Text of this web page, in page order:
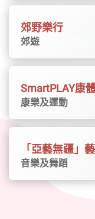
西亞二十四節
音樂寶藏的甘
唱團亦將與手
重新演譯經典
梭不同東亞文
放 壓軸登場載
「亞裔藝采＋
港領事館鼎力
表演、文化攤
滿活力的氛圍
呈獻「盛禮薈
不同國家和地
可到香港遊樂
雅各福群會、
等機構網頁內
入報名，詳情
郊野樂行
郊遊
SmartPLAY康
康樂及運動
「亞藝無疆」
音樂及舞蹈